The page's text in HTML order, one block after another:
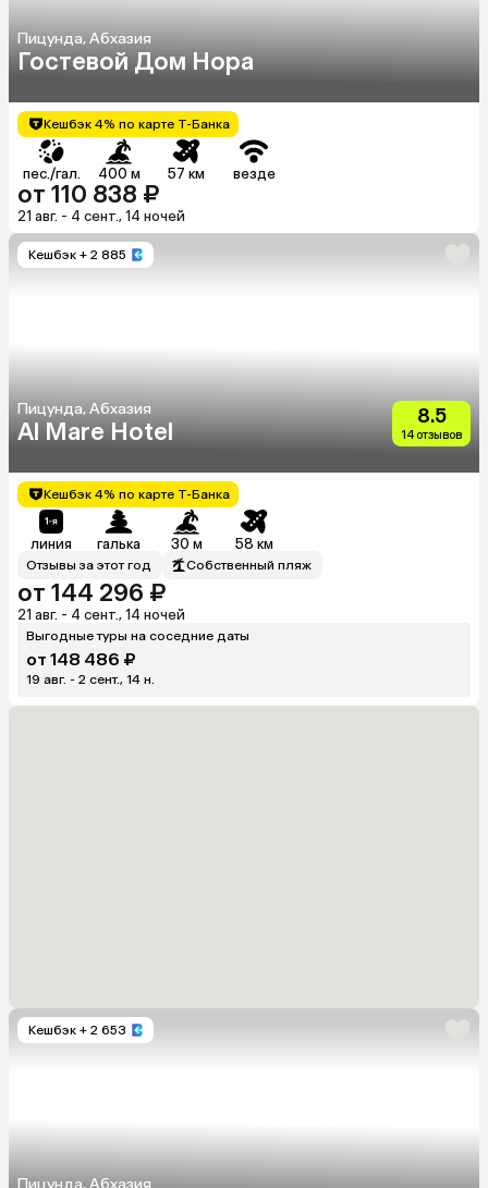
Пицунда, Абхазия
Гостевой Дом Нора
Кешбэк 4% по карте Т-Банка
пес./гал. 400 м 57 км везде
от 110 838 ₽
21 авг. - 4 сент., 14 ночей
Кешбэк + 2 885
Пицунда, Абхазия
Al Mare Hotel
8.5
14 отзывов
Кешбэк 4% по карте Т-Банка
линия галька 30 м 58 км
Отзывы за этот год Собственный пляж
от 144 296 ₽
21 авг. - 4 сент., 14 ночей
Выгодные туры на соседние даты
от 148 486 ₽
19 авг. - 2 сент., 14 н.
Кешбэк + 2 653
Пицунда, Абхазия